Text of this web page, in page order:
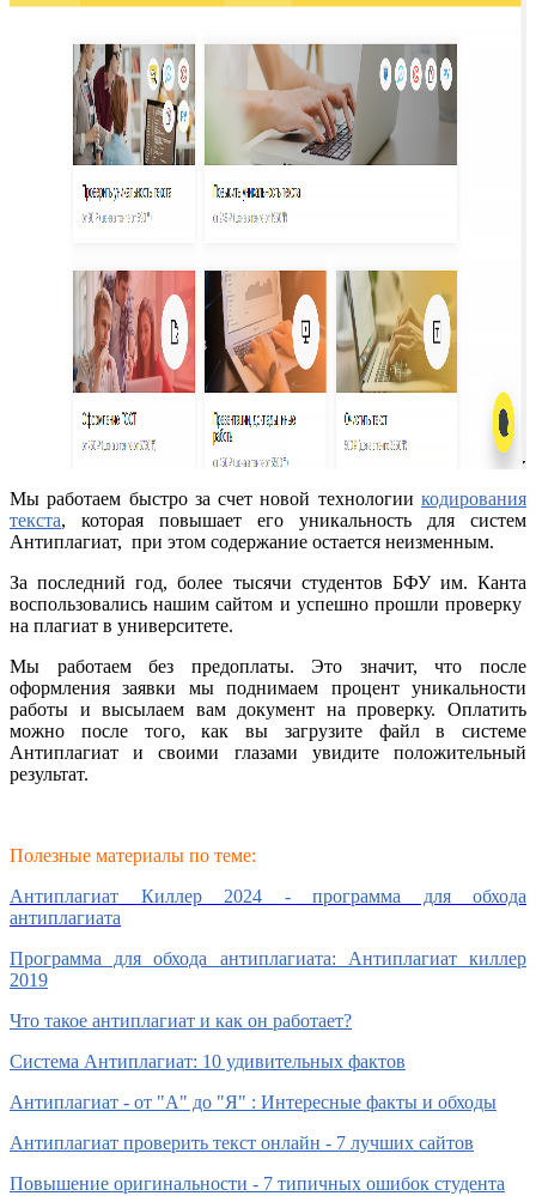
Мы работаем быстро за счет новой технологии кодирования
текста, которая повышает его уникальность для систем
Антиплагиат, при этом содержание остается неизменным.
За последний год, более тысячи студентов БФУ им. Канта
воспользовались нашим сайтом и успешно прошли проверку
на плагиат в университете.
Мы работаем без предоплаты. Это значит, что после
оформления заявки мы поднимаем процент уникальности
работы и высылаем вам документ на проверку. Оплатить
можно после того, как вы загрузите файл в системе
Антиплагиат и своими глазами увидите положительный
результат.
Полезные материалы по теме:
Антиплагиат Киллер 2024 - программа для обхода
антиплагиата
Программа для обхода антиплагиата: Антиплагиат киллер
2019
Что такое антиплагиат и как он работает?
Система Антиплагиат: 10 удивительных фактов
Антиплагиат - от "А" до "Я" : Интересные факты и обходы
Антиплагиат проверить текст онлайн - 7 лучших сайтов
Повышение оригинальности - 7 типичных ошибок студента